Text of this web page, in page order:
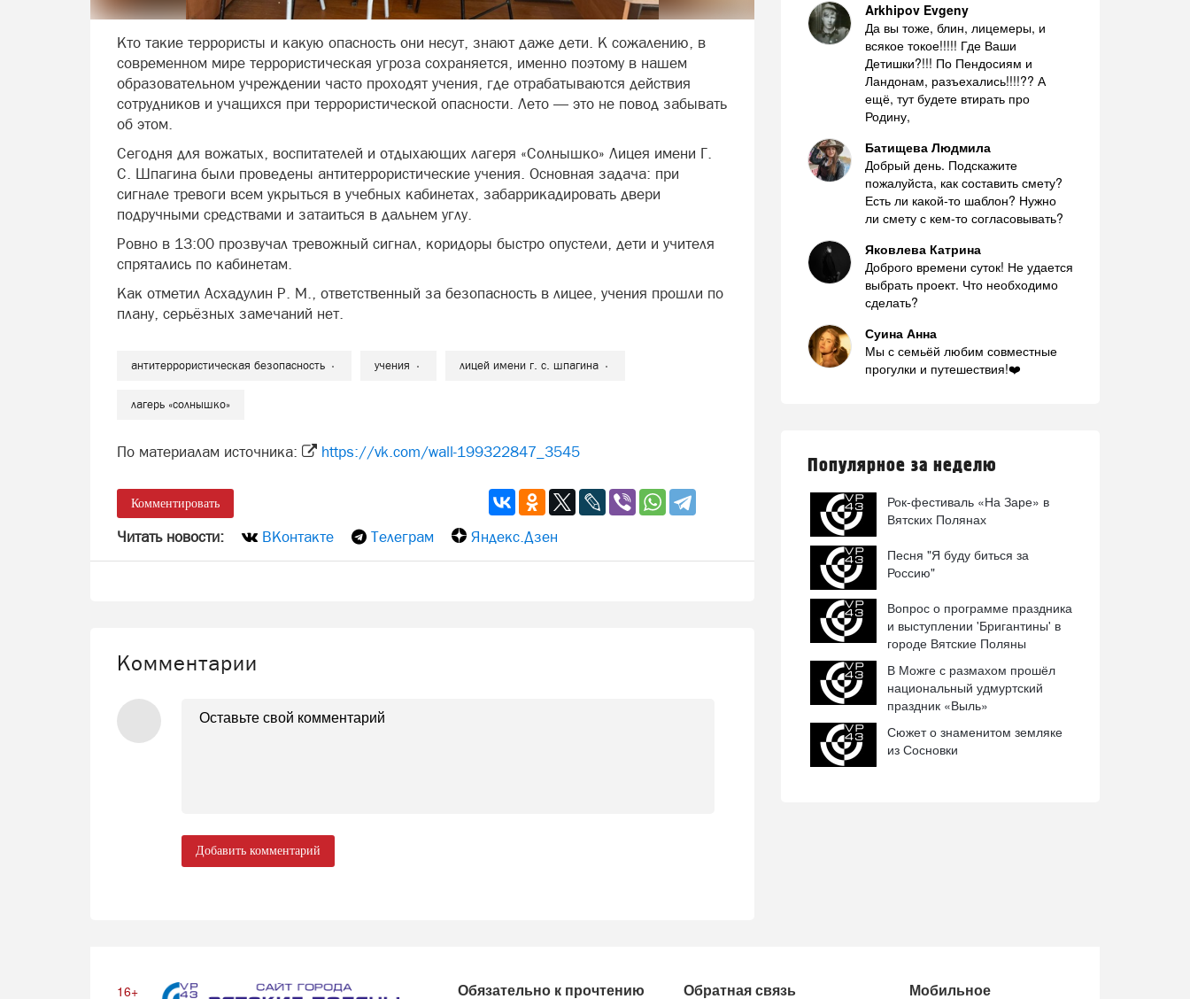
Кто такие террористы и какую опасность они несут, знают даже дети. К сожалению, в
современном мире террористическая угроза сохраняется, именно поэтому в нашем
образовательном учреждении часто проходят учения, где отрабатываются действия
сотрудников и учащихся при террористической опасности. Лето — это не повод забывать
об этом.
Сегодня для вожатых, воспитателей и отдыхающих лагеря «Солнышко» Лицея имени Г.
С. Шпагина были проведены антитеррористические учения. Основная задача: при
сигнале тревоги всем укрыться в учебных кабинетах, забаррикадировать двери
подручными средствами и затаиться в дальнем углу.
Ровно в 13:00 прозвучал тревожный сигнал, коридоры быстро опустели, дети и учителя
спрятались по кабинетам.
Как отметил Асхадулин Р. М., ответственный за безопасность в лицее, учения прошли по
плану, серьёзных замечаний нет.
антитеррористическая безопасность учения лицей имени г. с. шпагина
лагерь «солнышко»
По материалам источника: https://vk.com/wall-199322847_3545
Комментировать
Читать новости: ВКонтакте Телеграм Яндекс.Дзен
Комментарии
Добавить комментарий
Arkhipov Evgeny
Да вы тоже, блин, лицемеры, и
всякое токое!!!!! Где Ваши
Детишки?!!! По Пендосиям и
Ландонам, разъехались!!!!?? А
ещё, тут будете втирать про
Родину,
Батищева Людмила
Добрый день. Подскажите
пожалуйста, как составить смету?
Есть ли какой-то шаблон? Нужно
ли смету с кем-то согласовывать?
Яковлева Катрина
Доброго времени суток! Не удается
выбрать проект. Что необходимо
сделать?
Суина Анна
Мы с семьёй любим совместные
прогулки и путешествия!❤️
Популярное за неделю
Рок-фестиваль «На Заре» в
Вятских Полянах
Песня "Я буду биться за
Россию"
Вопрос о программе праздника
и выступлении 'Бригантины' в
городе Вятские Поляны
В Можге с размахом прошёл
национальный удмуртский
праздник «Выль»
Сюжет о знаменитом земляке
из Сосновки
16+ Обязательно к прочтению Обратная связь Мобильное